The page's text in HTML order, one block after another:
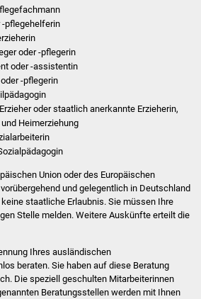
Partnerstädte
Schulentwicklung Bizet
Sanierung Hallenbad
Ortsentwicklung
Presse
Was erledige ich wo
pflegehelferin
oder -pflegerin
oder -assistentin
-pflegerin
oder staatlich anerkannte Erzieherin,
Heimerziehung
Union oder des Europäischen
und gelegentlich in Deutschland
staatliche Erlaubnis. Sie müssen Ihre
Stelle melden. Weitere Auskünfte erteilt die
Ihres ausländischen
beraten. Sie haben auf diese Beratung
Die speziell geschulten Mitarbeiterinnen
Beratungsstellen werden mit Ihnen